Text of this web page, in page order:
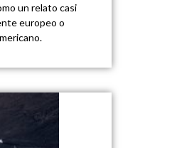
un relato casi
europeo o